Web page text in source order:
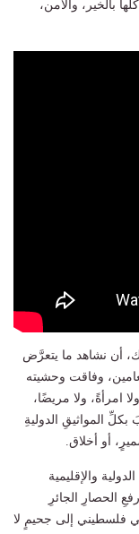
بالخير، والأمن،
أن نشاهد ما يتعرَّض
وفاقت وحشيته
امرأةً، ولا مريضًا،
المواثيقِ الدوليةِ
أو أخلاق.
والإقليمية
الحصارِ الجائرِ
فلسطيني إلى جحيمٍ لا